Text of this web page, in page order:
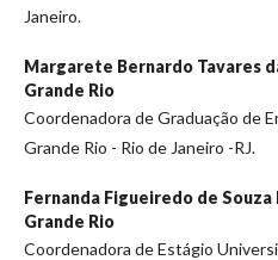
Janeiro.
Margarete Bernardo Tavares
Grande Rio
Coordenadora de Graduação de
Grande Rio - Rio de Janeiro -RJ.
Fernanda Figueiredo de Souza
Grande Rio
Coordenadora de Estágio